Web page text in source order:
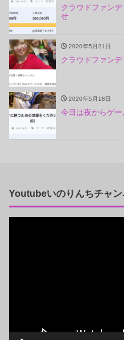
クラウドファン
せ
2020年5月21日
クラウドファン
2020年5月18日
今日は夜からゲ
Youtubeいのりんちチャン